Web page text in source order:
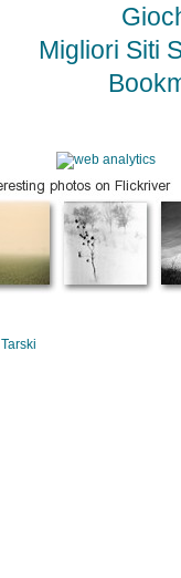
Migliori Siti
Tarski